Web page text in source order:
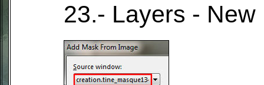
23.- Layers -